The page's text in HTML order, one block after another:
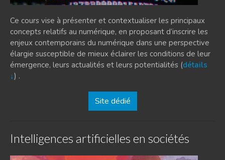
Ce cours vise à présenter et contextualiser les principaux
concepts relatifs au numérique, en proposant d’inscrire les
enjeux contemporains du numérique dans une perspective
élargie susceptible de mieux éclairer les conditions de leur
émergence, leurs actualités et leurs potentialités (détails
↓) .
Site dédié
Intelligences artificielles en sociétés